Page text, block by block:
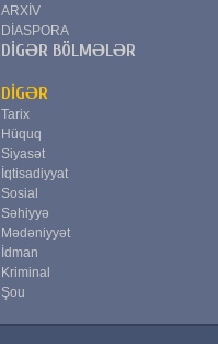
ARXİV
DİASPORA
DİGƏR BÖLMƏLƏR
DİGƏR
Tarix
Hüquq
Siyasət
İqtisadiyyat
Sosial
Səhiyyə
Mədəniyyət
İdman
Kriminal
Şou